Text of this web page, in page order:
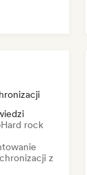
Hard rock
z